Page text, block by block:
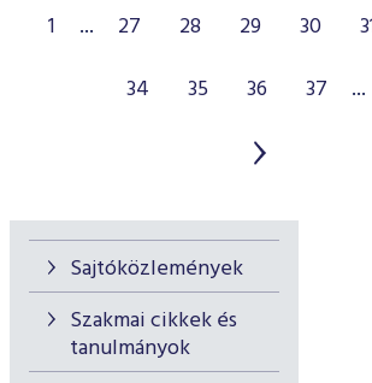
Sajtóközlemények
Szakmai cikkek és
tanulmányok
1 ... 27 28 29 30
34
35 36 37 ...